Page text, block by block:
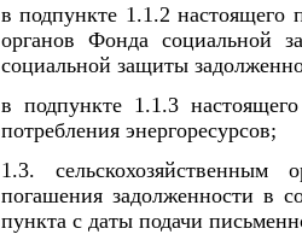
в подпункте 1.1.2 настоящего
органов Фонда социальной
социальной защиты
в подпункте 1.1.3
потребления энергоресурсов;
1.3. сельскохозяйственным
погашения задолженности в
пункта с даты подачи